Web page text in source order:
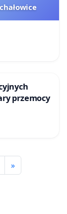
ofiary przemocy
»